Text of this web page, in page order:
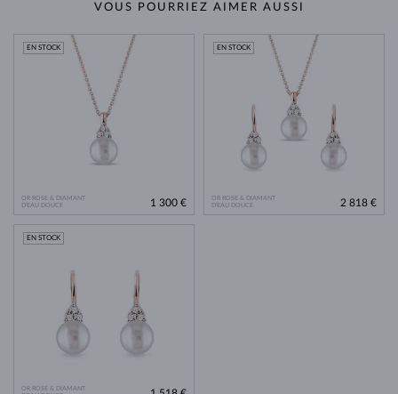
VOUS POURRIEZ AIMER AUSSI
OR ROSE & DIAMANT
D'EAU DOUCE
EN STOCK
1 300 €
OR ROSE & DIAMANT
D'EAU DOUCE
EN STOCK
2 818 €
OR ROSE & DIAMANT
EN STOCK